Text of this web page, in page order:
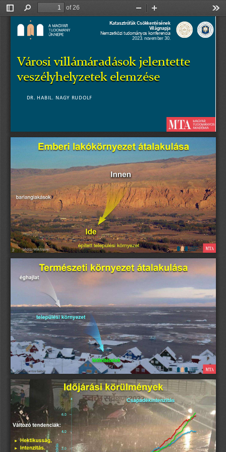
Toggle
Sidebar
Find
of 26
Zoom
Out
In
Városi villámáradások jelentette
veszélyhelyzetek elemzése
DR. HABIL. NAGY RUDOLF
Katasztrófák Csökkentésének
Világnapja
Nemzetközi tudományos konferencia
2023. november 30.